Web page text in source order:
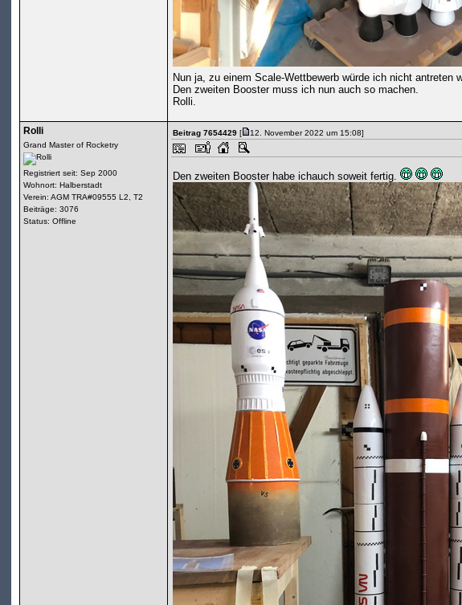
Nun ja, zu einem Scale-Wettbewerb würde ich nicht antreten
Den zweiten Booster muss ich nun auch so machen.
Rolli.
Rolli
Grand Master of Rocketry
Registriert seit: Sep 2000
Wohnort: Halberstadt
Verein: AGM TRA#09555 L2, T2
Beiträge: 3076
Status: Offline
Beitrag 7654429[
12. November 2022 um 15:08]
Den zweiten Booster habe ichauch soweit fertig.